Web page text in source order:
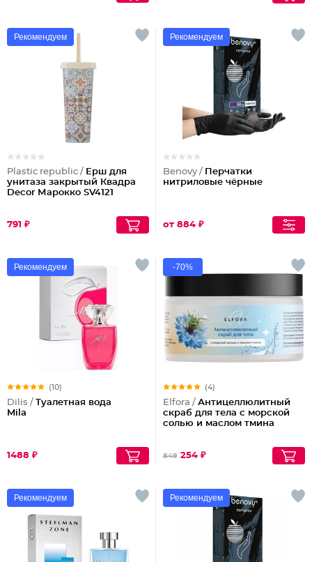
Рекомендуем
Plastic republic / Ерш для
унитаза закрытый Квадра
Decor Марокко SV4121
791 ₽
Рекомендуем
Benovy / Перчатки
нитриловые чёрные
от 884 ₽
Рекомендуем
(10)
Dilis / Туалетная вода
Mila
1488 ₽
-70%
(4)
Elfora / Антицеллюлитный
скраб для тела с морской
солью и маслом тмина
849 254 ₽
Рекомендуем Рекомендуем